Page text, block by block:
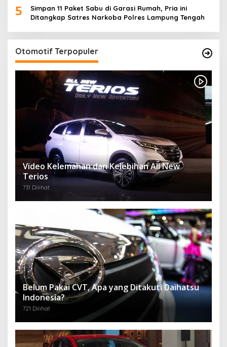
5
Simpan 11 Paket Sabu di Garasi Rumah, Pria ini
Ditangkap Satres Narkoba Polres Lampung Tengah
Otomotif Terpopuler
Video Kelemahan dan Kelebihan All New
Terios
731 Dilihat
Belum Pakai CVT, Apa yang Ditakuti Daihatsu
Indonesia?
721 Dilihat